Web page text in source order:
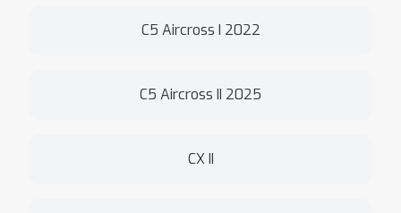
C5 Aircross I 2022
C5 Aircross II 2025
CX II